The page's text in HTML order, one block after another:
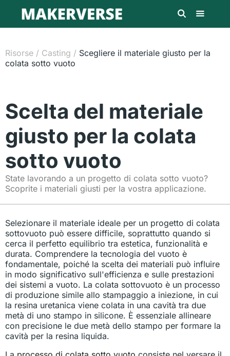
Risorse / Casting / Scegliere il materiale giusto per la
colata sotto vuoto
Scelta del materiale
giusto per la colata
sotto vuoto
State lavorando a un progetto di colata sotto vuoto?
Scoprite i materiali giusti per la vostra applicazione.
Selezionare il materiale ideale per un progetto di colata
sottovuoto può essere difficile, soprattutto quando si
cerca il perfetto equilibrio tra estetica, funzionalità e
durata. Comprendere la tecnologia del vuoto è
fondamentale, poiché la scelta dei materiali può influire
in modo significativo sull'efficienza e sulle prestazioni
dei sistemi a vuoto. La colata sottovuoto è un processo
di produzione simile allo stampaggio a iniezione, in cui
la resina uretanica viene colata in una cavità tra due
metà di uno stampo in silicone. È essenziale allineare
con precisione le due metà dello stampo per formare la
cavità per la resina liquida.